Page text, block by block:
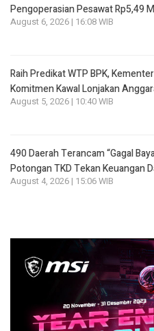
Pengoperasian Pesawat Rp5,49
August 6, 2026 | 16:08 WIB
Raih Predikat WTP BPK,
Komitmen Kawal Lonjakan
August 5, 2026 | 10:40 WIB
490 Daerah Terancam “Gagal
Potongan TKD Tekan Keuangan
August 4, 2026 | 15:06 WIB